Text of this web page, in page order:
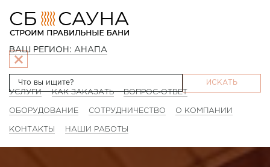
ИСКАТЬ
ВАШ РЕГИОН: АНАПА
УСЛУГИ КАК ЗАКАЗАТЬ ВОПРОС-ОТВЕТ
ОБОРУДОВАНИЕ СОТРУДНИЧЕСТВО О КОМПАНИИ
КОНТАКТЫ НАШИ РАБОТЫ